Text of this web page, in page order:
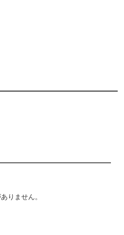
りません。